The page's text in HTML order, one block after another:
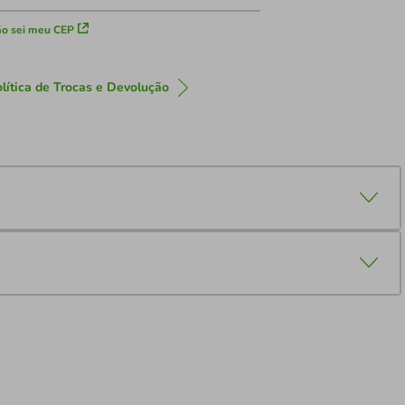
sei meu CEP
de Trocas e Devolução